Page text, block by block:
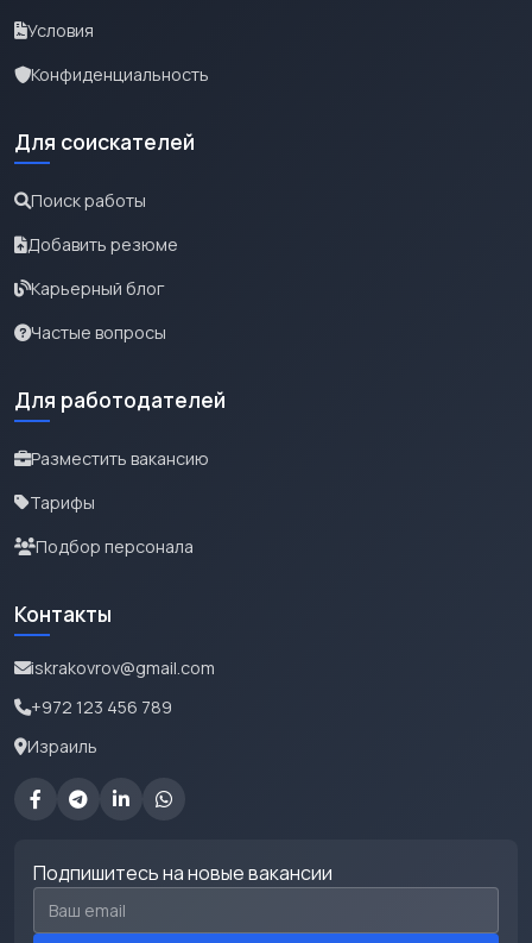
Условия
Конфиденциальность
Для соискателей
Поиск работы
Добавить резюме
Карьерный блог
Частые вопросы
Для работодателей
Разместить вакансию
Тарифы
Подбор персонала
Контакты
iskrakovrov@gmail.com
+972 123 456 789
Израиль
Подпишитесь на новые вакансии
Email для подписки